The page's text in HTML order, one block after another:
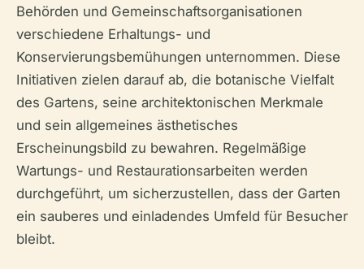
Behörden und Gemeinschaftsorganisationen
verschiedene Erhaltungs- und
Konservierungsbemühungen unternommen. Diese
Initiativen zielen darauf ab, die botanische Vielfalt
des Gartens, seine architektonischen Merkmale
und sein allgemeines ästhetisches
Erscheinungsbild zu bewahren. Regelmäßige
Wartungs- und Restaurationsarbeiten werden
durchgeführt, um sicherzustellen, dass der Garten
ein sauberes und einladendes Umfeld für Besucher
bleibt.